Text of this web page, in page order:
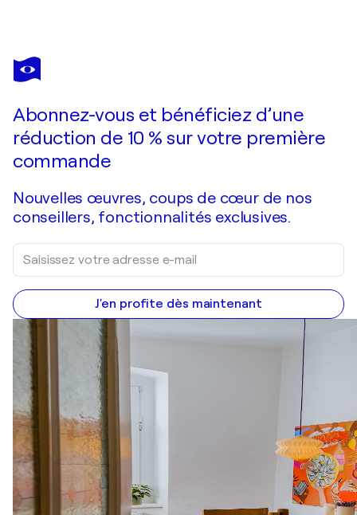
YVONNE COOMBER
You Make Loving Fun
Abonnez-vous et bénéficiez d’une
réduction de 10 % sur votre première
commande
Nouvelles œuvres, coups de cœur de nos
conseillers, fonctionnalités exclusives.
J'en profite dès maintenant